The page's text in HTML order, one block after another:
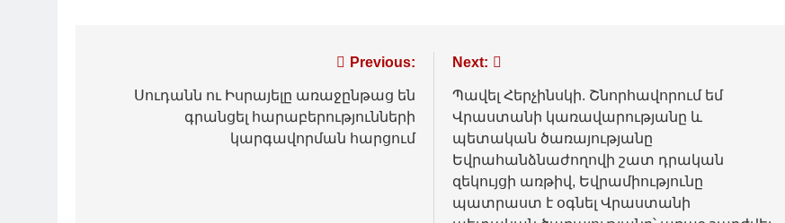
նավարկումը
Previous:
Սուդանն ու Իսրայելը առաջընթաց են
գրանցել հարաբերությունների
կարգավորման հարցում
Next:
Պավել Հերչինսկի. Շնորհավորում եմ
Վրաստանի կառավարությանը և
պետական ​​ծառայությանը
Եվրահանձնաժողովի շատ դրական
զեկույցի առթիվ, Եվրամիությունը
պատրաստ է օգնել Վրաստանի